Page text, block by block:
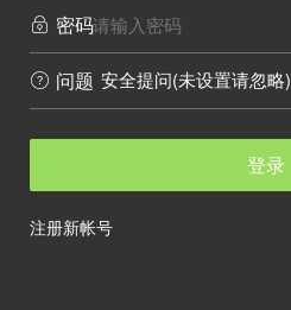
 密码
 问题 安全提问(未设置请忽略)
登录
注册新帐号